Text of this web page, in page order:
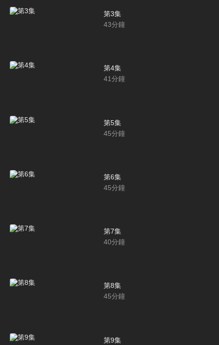
第3集
43分鐘
第4集
41分鐘
第5集
45分鐘
第6集
45分鐘
第7集
40分鐘
第8集
45分鐘
第9集